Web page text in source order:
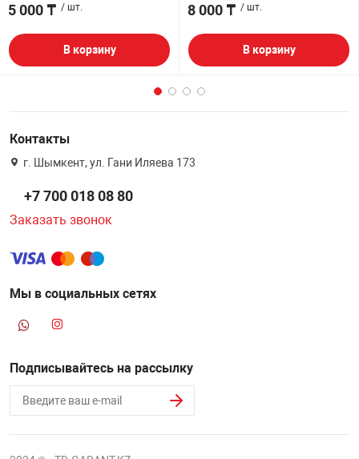
5 000 ₸ / шт.
В корзину
8 000 ₸ / шт.
В корзину
Контакты
г. Шымкент, ул. Гани Иляева 173
+7 700 018 08 80
Заказать звонок
Мы в социальных сетях
Подписывайтесь на рассылку